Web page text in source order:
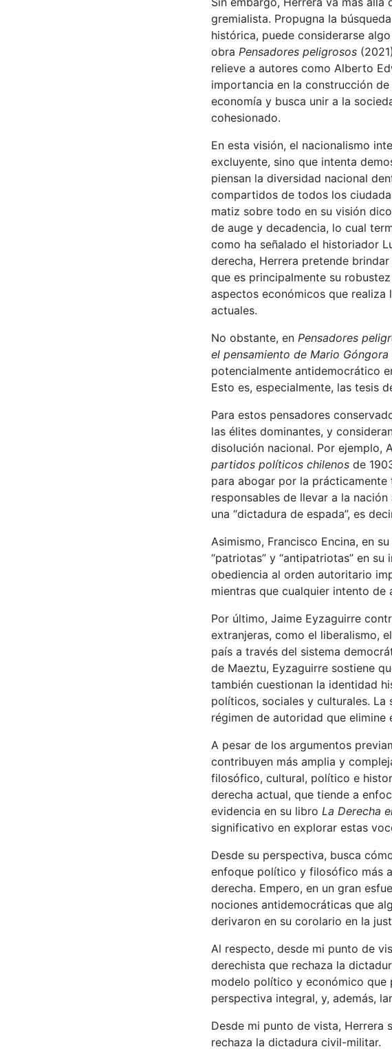
gremialista. Propugna la
histórica, puede considerarse
obra Pensadores peligrosos
relieve a autores como Alberto
importancia en la construcción
economía y busca unir a la
cohesionado.
En esta visión, el nacionalismo
excluyente, sino que intenta
piensan la diversidad nacional
compartidos de todos los
matiz sobre todo en su visión
de auge y decadencia, lo cual
como ha señalado el historiador
derecha, Herrera pretende
que es principalmente su
aspectos económicos que
actuales.
No obstante, en Pensadores
el pensamiento de Mario Góngora
potencialmente antidemocrático
Esto es, especialmente, las tesis
Para estos pensadores
las élites dominantes, y
disolución nacional. Por ejemplo,
partidos políticos chilenos de
para abogar por la
responsables de llevar a la
una “dictadura de espada”, es
Asimismo, Francisco Encina, en
“patriotas” y “antipatriotas” en
obediencia al orden autoritario
mientras que cualquier intento
Por último, Jaime Eyzaguirre
extranjeras, como el liberalismo,
país a través del sistema
de Maeztu, Eyzaguirre sostiene
también cuestionan la identidad
políticos, sociales y culturales.
régimen de autoridad que
A pesar de los argumentos
contribuyen más amplia y
filosófico, cultural, político e
derecha actual, que tiende a
evidencia en su libro La Derecha
significativo en explorar estas
Desde su perspectiva, busca
enfoque político y filosófico más
derecha. Empero, en un gran
nociones antidemocráticas que
derivaron en su corolario en la
Al respecto, desde mi punto de
derechista que rechaza la
modelo político y económico que
perspectiva integral, y, además,
Desde mi punto de vista, Herrera
rechaza la dictadura civil-militar.